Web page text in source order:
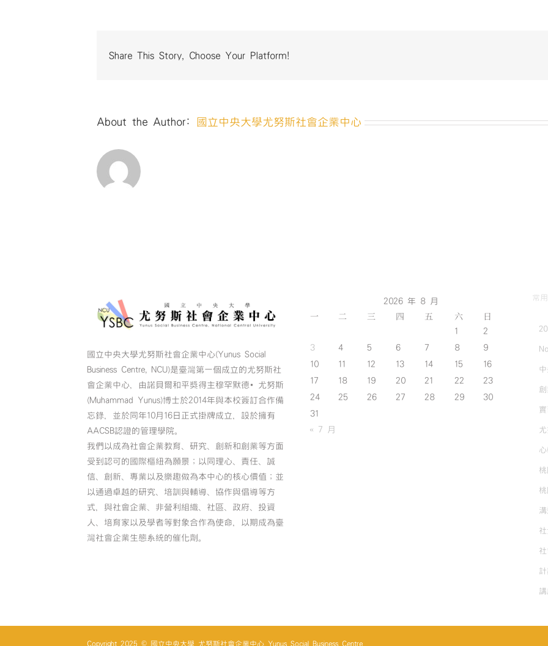
Share This Story, Choose Your Platform!
About the Author: 國立中央大學尤努斯社會企業中心
國立中央大學尤努斯社會企業中心(Yunus Social
Business Centre, NCU)是臺灣第一個成立的尤努斯社
會企業中心，由諾貝爾和平獎得主穆罕默德•尤努斯
(Muhammad Yunus)博士於2014年與本校簽訂合作備
忘錄，並於同年10月16日正式掛牌成立，設於擁有
AACSB認證的管理學院。
我們以成為社會企業教育、研究、創新和創業等方面
受到認可的國際樞紐為願景；以同理心、責任、誠
信、創新、專業以及樂趣做為本中心的核心價值；並
以通過卓越的研究、培訓與輔導、協作與倡導等方
式，與社會企業、非營利組織、社區、政府、投資
人、培育家以及學者等對象合作為使命，以期成為臺
灣社會企業生態系統的催化劑。
2026 年 8 月
一 二 三 四 五 六 日
1
2
3
4 5 6 7 8
9
10
11 12 13 14 15
16
17
18 19 20 21 22
23
24
25 26 27 28 29
30
31
« 7 月
常
實
溝
講
Copyright 2025 © 國立中央大學 尤努斯社會企業中心 Yunus Social Business Centre